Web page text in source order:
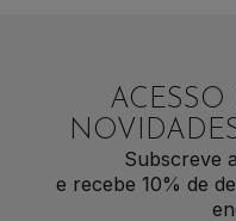
ACESSO
Subscreve
e recebe 10% de